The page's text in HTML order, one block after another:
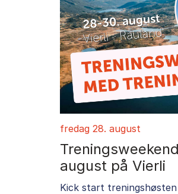
fredag 28. august
august på Vierli
Kick start treningshøsten